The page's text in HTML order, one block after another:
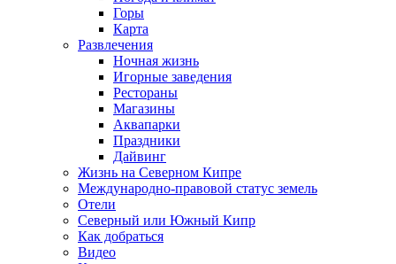
Горы
Карта
Развлечения
Ночная жизнь
Игорные заведения
Рестораны
Магазины
Аквапарки
Праздники
Дайвинг
Жизнь на Северном Кипре
Международно-правовой статус земель
Отели
Северный или Южный Кипр
Как добраться
Видео